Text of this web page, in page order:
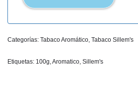
Categorías: Tabaco Aromático, Tabaco Sillem's
Etiquetas: 100g,Aromatico, Sillem's